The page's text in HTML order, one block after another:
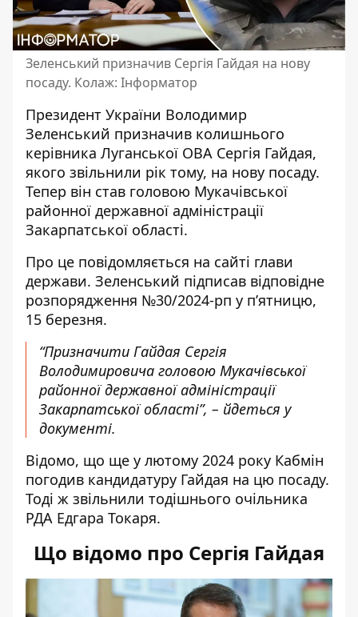
Зеленський призначив Сергія Гайдая на нову
посаду. Колаж: Інформатор
Президент України Володимир
Зеленський призначив колишнього
керівника Луганської ОВА Сергія Гайдая,
якого звільнили рік тому, на нову посаду.
Тепер він став головою Мукачівської
районної державної адміністрації
Закарпатської області.
Про це повідомляється на сайті глави
держави. Зеленський підписав відповідне
розпорядження №30/2024-рп у п’ятницю,
15 березня.
“Призначити Гайдая Сергія
Володимировича головою Мукачівської
районної державної адміністрації
Закарпатської області”, – йдеться у
документі.
Відомо, що ще у лютому 2024 року Кабмін
погодив кандидатуру Гайдая на цю посаду.
Тоді ж звільнили тодішнього очільника
РДА Едгара Токаря.
Що відомо про Сергія Гайдая